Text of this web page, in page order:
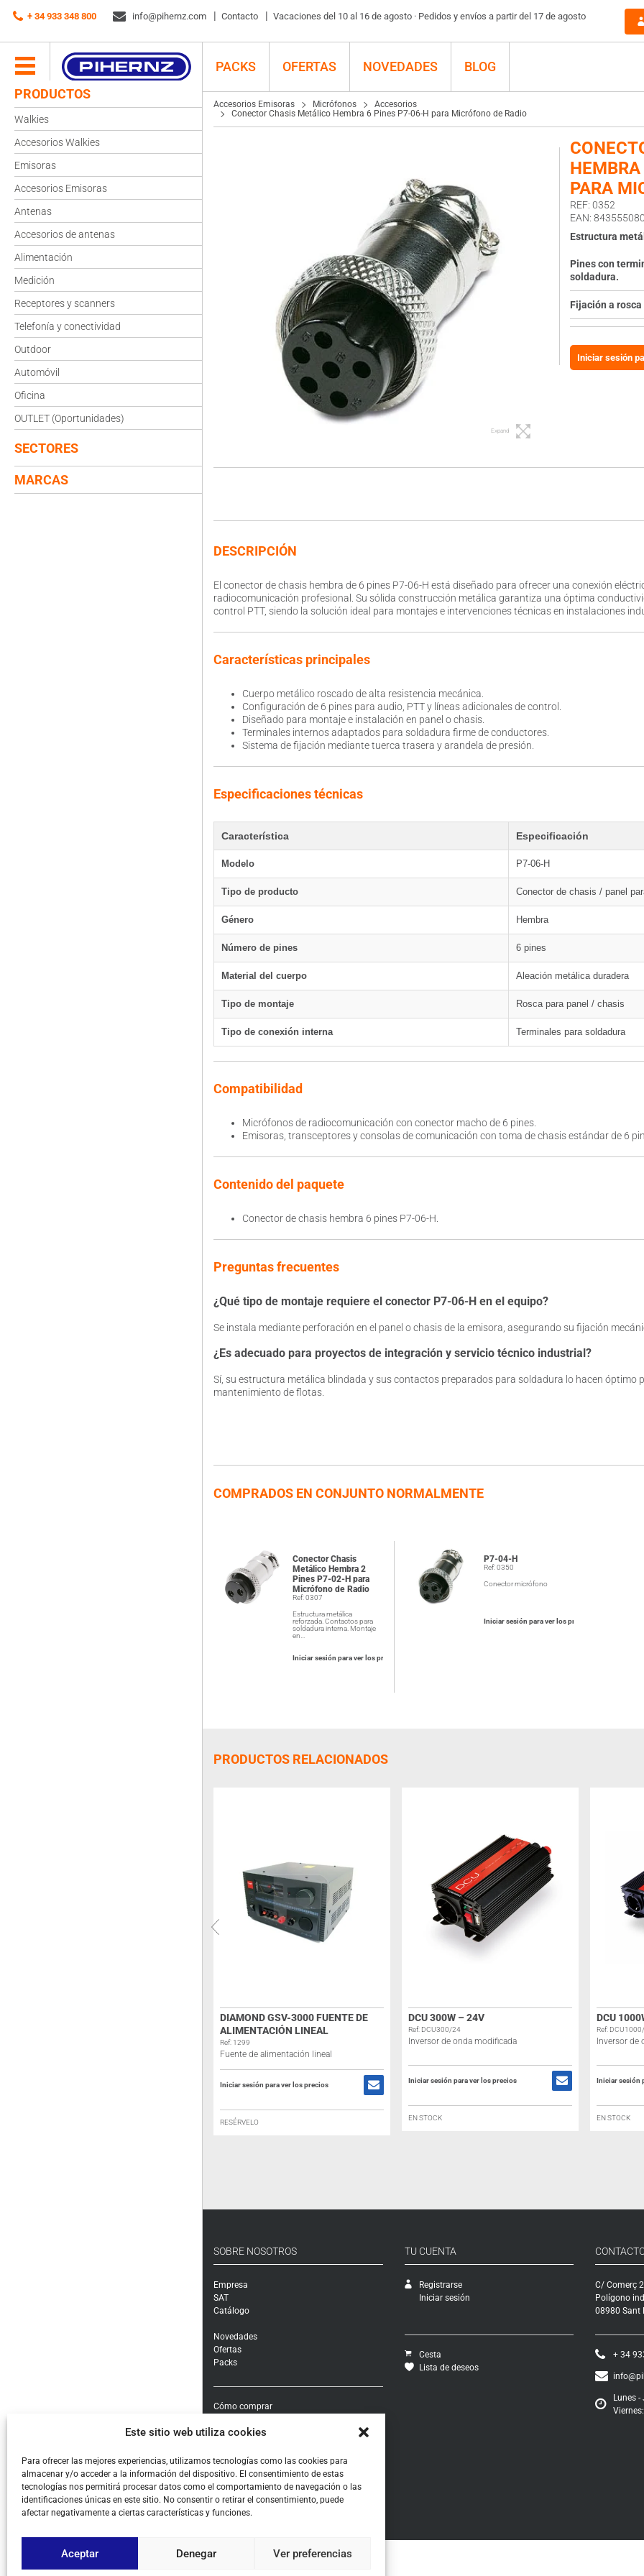
Este sitio web utiliza cookies
Para ofrecer las mejores experiencias, utilizamos tecnologías como las cookies para
almacenar y/o acceder a la información del dispositivo. El consentimiento de estas
tecnologías nos permitirá procesar datos como el comportamiento de navegación o las
identificaciones únicas en este sitio. No consentir o retirar el consentimiento, puede
afectar negativamente a ciertas características y funciones.
Aceptar Denegar Ver preferencias
+ 34 933 348 800 info@pihernz.com Contacto Vacaciones del 10 al 16 de agosto · Pedidos y envíos a partir del 17 de agosto
PACKS OFERTAS NOVEDADES
BLOG
PRODUCTOS
Walkies
Accesorios Walkies
Emisoras
Accesorios Emisoras
Antenas
Accesorios de antenas
Alimentación
Medición
Receptores y scanners
Telefonía y conectividad
Outdoor
Automóvil
Oficina
OUTLET (Oportunidades)
SECTORES
MARCAS
Accesorios Emisoras Micrófonos
Accesorios
Accesorios Emisoras Micrófonos
Accesorios
Conector Chasis Metálico Hembra 6 Pines P7-06-H para Micrófono de Radio
Expand
PARA
REF: 0352
EAN:
Estructura
Pines con
soldadura.
Fijación a
Iniciar sesión
DESCRIPCIÓN
El conector de chasis hembra de 6 pines P7-06-H está diseñado para ofrecer una conexión
radiocomunicación profesional. Su sólida construcción metálica garantiza una óptima
control PTT, siendo la solución ideal para montajes e intervenciones técnicas en instalaciones
Características principales
Cuerpo metálico roscado de alta resistencia mecánica.
Configuración de 6 pines para audio, PTT y líneas adicionales de control.
Diseñado para montaje e instalación en panel o chasis.
Terminales internos adaptados para soldadura firme de conductores.
Sistema de fijación mediante tuerca trasera y arandela de presión.
Especificaciones técnicas
Característica Especificación
Modelo P7-06-H
Tipo de producto Conector de chasis / panel
Género Hembra
Número de pines 6 pines
Material del cuerpo Aleación metálica duradera
Tipo de montaje Rosca para panel / chasis
Tipo de conexión interna Terminales para soldadura
Compatibilidad
Micrófonos de radiocomunicación con conector macho de 6 pines.
Emisoras, transceptores y consolas de comunicación con toma de chasis estándar de 6
Contenido del paquete
Conector de chasis hembra 6 pines P7-06-H.
Preguntas frecuentes
¿Qué tipo de montaje requiere el conector P7-06-H en el equipo?
Se instala mediante perforación en el panel o chasis de la emisora, asegurando su fijación
¿Es adecuado para proyectos de integración y servicio técnico industrial?
Sí, su estructura metálica blindada y sus contactos preparados para soldadura lo hacen óptimo
mantenimiento de flotas.
COMPRADOS EN CONJUNTO NORMALMENTE
Conector Chasis
Metálico Hembra 2
Pines P7-02-H para
Micrófono de Radio
Ref: 0307
Estructura metálica
reforzada. Contactos para
soldadura interna. Montaje
en…
Iniciar sesión para ver los precios
P7-04-H
Ref: 0350
Conector micrófono
Iniciar sesión para ver los precios
PRODUCTOS RELACIONADOS
DIAMOND GSV-3000 FUENTE DE
ALIMENTACIÓN LINEAL
Ref: 1299
Fuente de alimentación lineal
Iniciar sesión para ver los precios
RESÉRVELO
DCU 300W – 24V
Ref: DCU300/24
Inversor de onda modificada
Iniciar sesión para ver los precios
EN STOCK
DCU
Ref:
Inversor de
Iniciar sesión
EN STOCK
SOBRE NOSOTROS
Empresa
SAT
Catálogo
Novedades
Ofertas
Packs
Cómo comprar
Garantía, cambios y devoluciones
Condiciones generales de contratación
Aviso legal
Política de Privacidad
Cookies
TU CUENTA
Registrarse
Iniciar sesión
Cesta
Lista de deseos
C/ Comerç
Polígono
08980 Sant
+ 34
Lunes